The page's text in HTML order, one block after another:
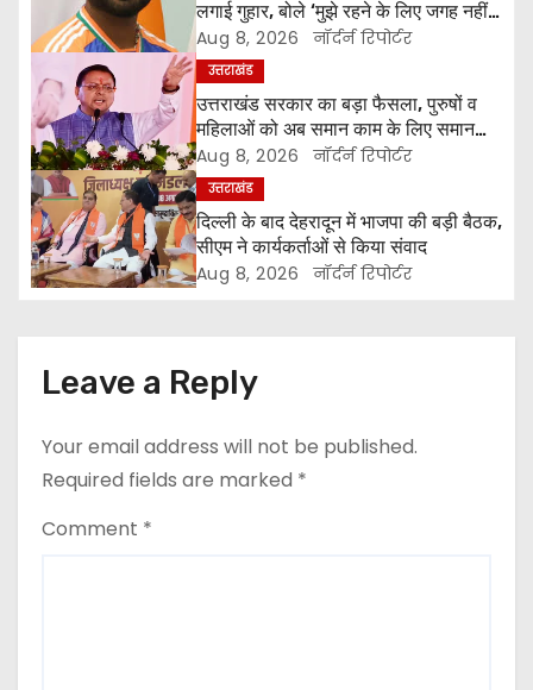
i
g
a
t
i
n
लगाई गुहार, बोले ‘मुझे रहने के लिए जगह नहीं
मिल रही’
Aug 8, 2026 नॉर्दर्न रिपोर्टर
उत्तराखंड
उत्तराखंड सरकार का बड़ा फैसला, पुरुषों व
महिलाओं को अब समान काम के लिए समान
वेतन
Aug 8, 2026 नॉर्दर्न रिपोर्टर
उत्तराखंड
दिल्ली के बाद देहरादून में भाजपा की बड़ी बैठक,
सीएम ने कार्यकर्ताओं से किया संवाद
Aug 8, 2026 नॉर्दर्न रिपोर्टर
Leave a Reply
Your email address will not be published.
Required fields are marked *
Comment *